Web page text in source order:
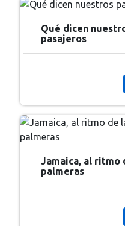
Qué dicen
pasajeros
Jamaica, al ritmo
palmeras